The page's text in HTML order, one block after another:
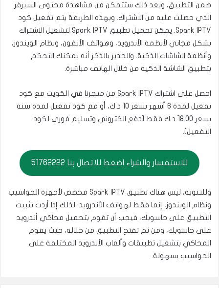
ضمن التطبيق، وبعد ذلك ستتمكن من مشاهدة محتوى السيرفر
الذي حصلت عليه من الاشتراك. وبهذه الطريقة يتم تفعيل كود
Spark IPTV. يمكن تحميل تطبيق Spark IPTV لتشغيل الاشتراك
بشكل مجاني لأنظمة الأندرويد، وهواتف الأيفون، ونظام الويندوز،
وأنظمة الشاشات الذكية. والجدير بالذكر أنه يمكنك التحكم
بتطبيق الشاشة الذكية من خلال الهاتف مباشرة.
احصل على اشتراك Spark IPTV من متجرنا في الكويت مع كود
تفعيل لمدة 6 أشهر بسعر 10 د.ك، أو مع كود تفعيل لمدة سنة
بسعر 18.00 د.ك فقط [دفع الكتروني وتسليم فوري لكود
التفعيل].
للاستفسار والشراء اضغط للاتصال بنا 51762222
وللتنويه، ليس هناك تطبيق Spark IPTV مخصص لأجهزة الحواسيب
ونظام الويندوز، إنما فقط لهواتف الأندرويد. لذلك إذا أردت تثبيت
التطبيق على حاسوبك، فيجب أن تقوم بتحميل محاكي أندرويد
على حاسوبك، ومن ثم تفتح التطبيق من خلاله، حيث يقوم
المحاكي بتشغيل تطبيقات وألعاب الأندرويد المختلفة على
الحواسيب بسهولة.